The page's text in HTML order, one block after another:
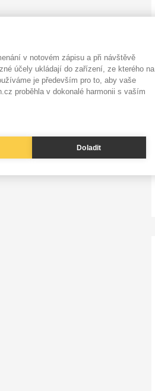
v notovém zápisu a při návštěvě
účely ukládají do zařízení, ze kterého na
je především pro to, aby vaše
proběhla v dokonalé harmonii s vaším
Doladit